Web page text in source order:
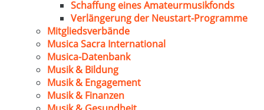
Schaffung eines Amateurmusikfonds
Verlängerung der Neustart-Programme
Mitgliedsverbände
Musica Sacra International
Musica-Datenbank
Musik & Bildung
Musik & Engagement
Musik & Finanzen